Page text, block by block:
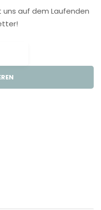
uns auf dem Laufenden